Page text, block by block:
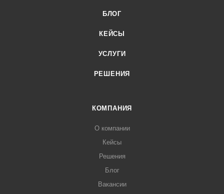
БЛОГ
КЕЙСЫ
УСЛУГИ
РЕШЕНИЯ
КОМПАНИЯ
О компании
Кейсы
Решения
Блог
Вакансии